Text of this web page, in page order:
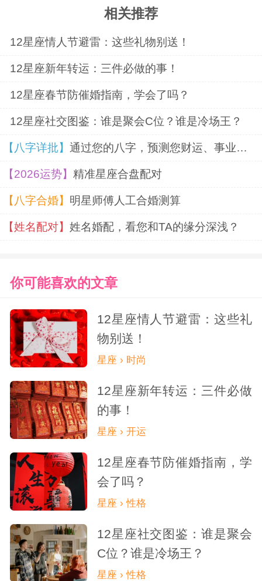
相关推荐
12星座情人节避雷：这些礼物别送！
12星座新年转运：三件必做的事！
12星座春节防催婚指南，学会了吗？
12星座社交图鉴：谁是聚会C位？谁是冷场王？
【八字详批】通过您的八字，预测您财运、事业、婚姻
【2026运势】精准星座合盘配对
【八字合婚】 明星师傅人工合婚测算
【姓名配对】姓名婚配，看您和TA的缘分深浅？
你可能喜欢的文章
12星座情人节避雷：这些礼
物别送！
星座 › 时尚
12星座新年转运：三件必做
的事！
星座 › 开运
12星座春节防催婚指南，学
会了吗？
星座 › 性格
12星座社交图鉴：谁是聚会
C位？谁是冷场王？
星座 › 性格